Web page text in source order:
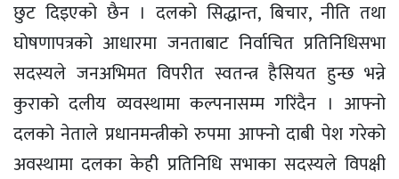
छुट दिइएको छैन । दलको सिद्धान्त, बिचार, नीति तथा
घोषणापत्रको आधारमा जनताबाट निर्वाचित प्रतिनिधिसभा
सदस्यले जनअभिमत विपरीत स्वतन्त्र हैसियत हुन्छ भन्ने
कुराको दलीय व्यवस्थामा कल्पनासम्म गरिंदैन । आफ्नो
दलको नेताले प्रधानमन्त्रीको रुपमा आफ्नो दाबी पेश गरेको
अवस्थामा दलका केही प्रतिनिधि सभाका सदस्यले विपक्षी